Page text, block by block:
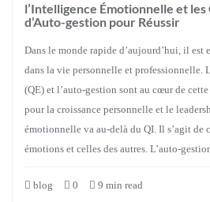
l’Intelligence Émotionnelle et
d’Auto-gestion pour Réussir
Dans le monde rapide d’aujourd’hui, il est
dans la vie personnelle et professionnelle.
(QE) et l’auto-gestion sont au cœur de
pour la croissance personnelle et le
émotionnelle va au-delà du QI. Il s’agit de
émotions et celles des autres. L’auto-
blog 0 9 min read